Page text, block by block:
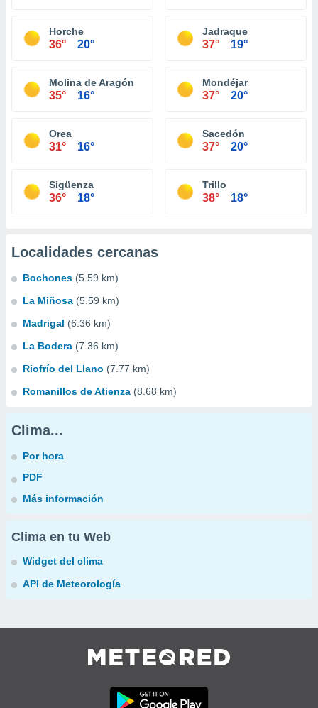
Horche
36° 20°
Jadraque
37° 19°
Molina de Aragón
35° 16°
Mondéjar
37° 20°
Orea
31° 16°
Sacedón
37° 20°
Sigüenza
36° 18°
Trillo
38° 18°
Localidades cercanas
Bochones (5.59 km)
La Miñosa (5.59 km)
Madrigal (6.36 km)
La Bodera (7.36 km)
Riofrío del Llano (7.77 km)
Romanillos de Atienza (8.68 km)
Clima...
Por hora
PDF
Más información
Clima en tu Web
Widget del clima
API de Meteorología